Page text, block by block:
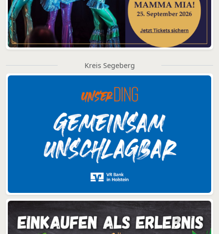
Kreis Segeberg